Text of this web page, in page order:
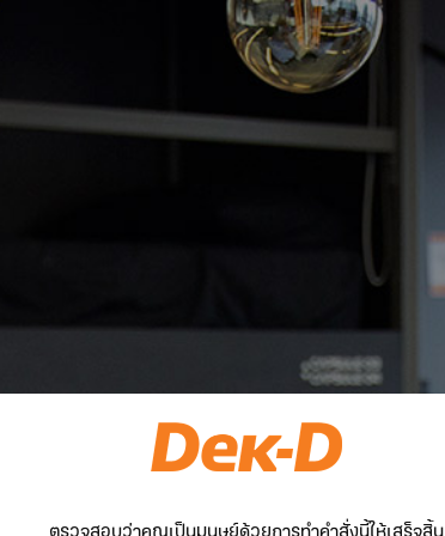
ตรวจสอบว่าคุณเป็นมนุษย์ด้วยการทำคำสั่งนี้ให้เสร็จสิ้น